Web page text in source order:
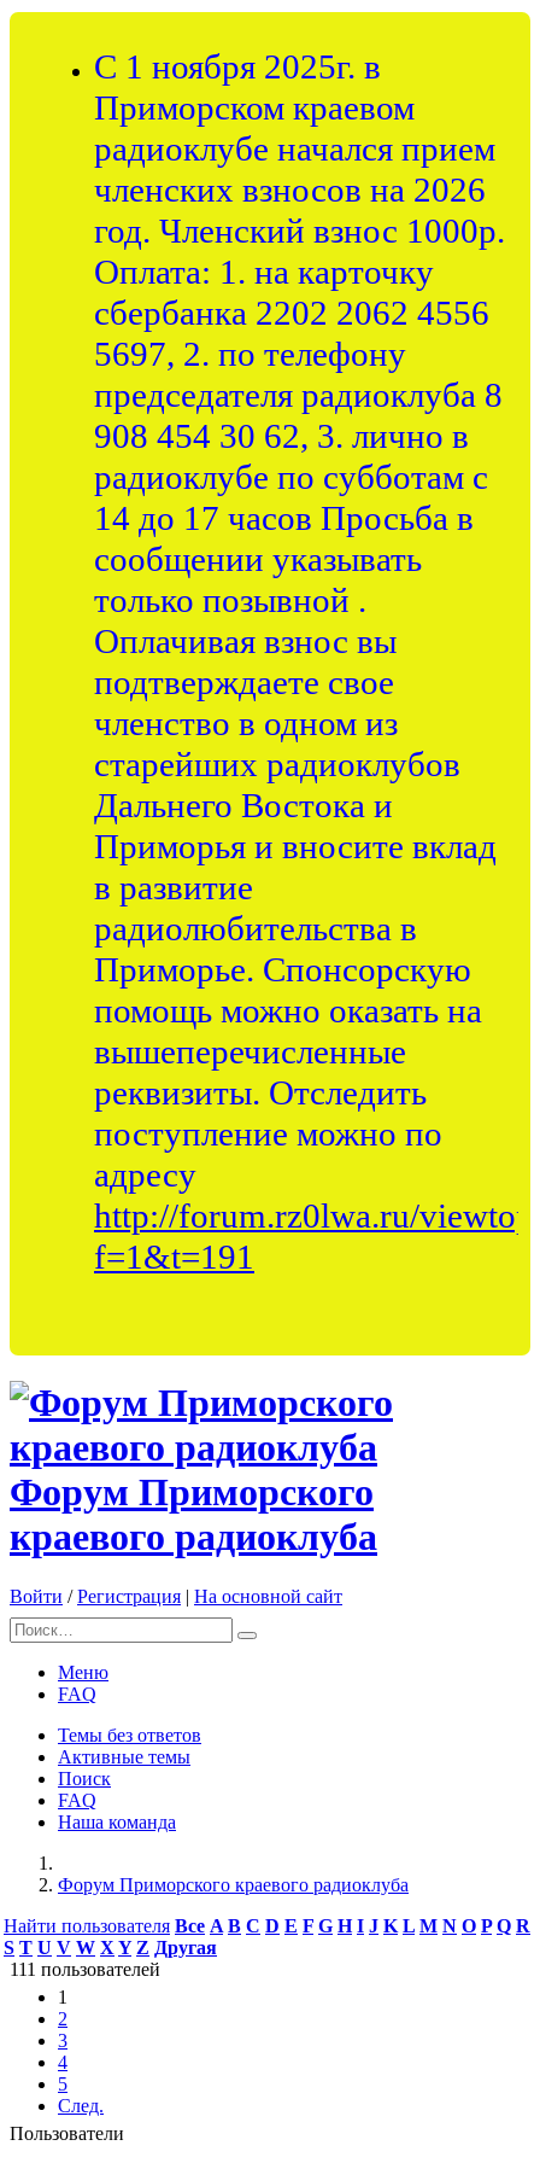
С 1 ноября 2025г. в
Приморском краевом
радиоклубе начался прием
членских взносов на 2026
год. Членский взнос 1000р.
Оплата: 1. на карточку
сбербанка 2202 2062 4556
5697, 2. по телефону
председателя радиоклуба 8
908 454 30 62, 3. лично в
радиоклубе по субботам с
14 до 17 часов Просьба в
сообщении указывать
только позывной .
Оплачивая взнос вы
подтверждаете свое
членство в одном из
старейших радиоклубов
Дальнего Востока и
Приморья и вносите вклад
в развитие
радиолюбительства в
Приморье. Спонсорскую
помощь можно оказать на
вышеперечисленные
реквизиты. Отследить
поступление можно по
адресу
http://forum.rz0lwa.ru/
f=1&t=191
Форум Приморского
краевого радиоклуба
Войти /Регистрация | На основной сайт
Меню
FAQ
Темы без ответов
Активные темы
Поиск
FAQ
Наша команда
Форум Приморского краевого радиоклуба
Найти пользователя Все A B C D E F G H I J K L M N O P Q R
S T U V W X Y Z Другая
111 пользователей
1
2
3
4
5
След.
Пользователи